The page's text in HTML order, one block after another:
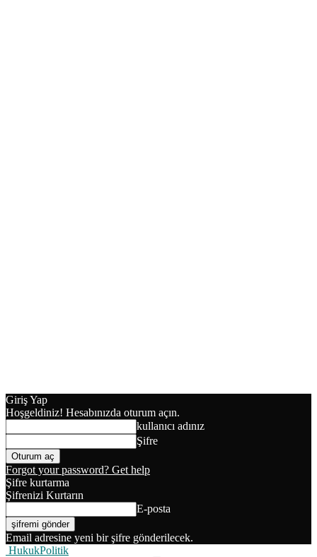
Giriş Yap
Hoşgeldiniz! Hesabınızda oturum açın.
kullanıcı adınız
Şifre
Forgot your password? Get help
Şifre kurtarma
Şifrenizi Kurtarın
E-posta
Email adresine yeni bir şifre gönderilecek.
HukukPolitik